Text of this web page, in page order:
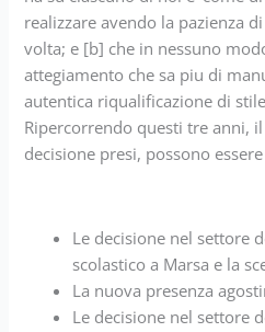
realizzare avendo la pazienza
volta; e [b] che in nessuno
attegiamento che sa piu di
autentica riqualificazione di
Ripercorrendo questi tre anni,
decisione presi, possono
Le decisione nel settore
scolastico a Marsa e la
La nuova presenza
Le decisione nel settore